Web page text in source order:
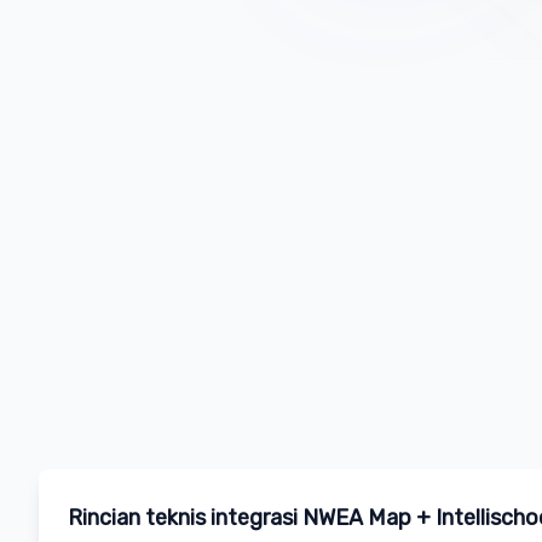
Rincian teknis integrasi NWEA Map +